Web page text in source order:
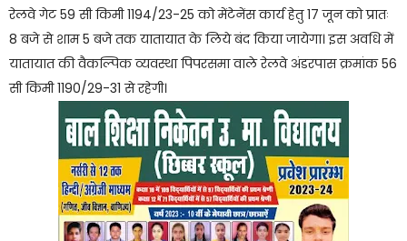
रेलवे गेट 59 सी किमी 1194/23-25 को मेंटेनेंस कार्य हेतु 17 जून को प्रातः
8 बजे से शाम 5 बजे तक यातायात के लिये बंद किया जायेगा। इस अवधि में
यातायात की वैकल्पिक व्यवस्था पिपरसमा वाले रेलवे अंडरपास क्रमांक 56
सी किमी 1190/29-31 से रहेगी।